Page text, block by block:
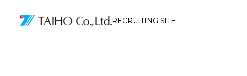
RECRUITING SITE